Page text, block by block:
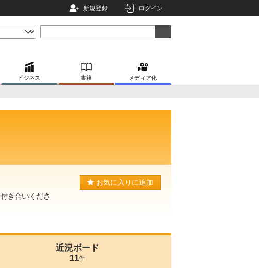
新規登録 ログイン
ビジネス 書籍 メディア化
き合いくださ
お気に入りに追加
近況ボード
11件